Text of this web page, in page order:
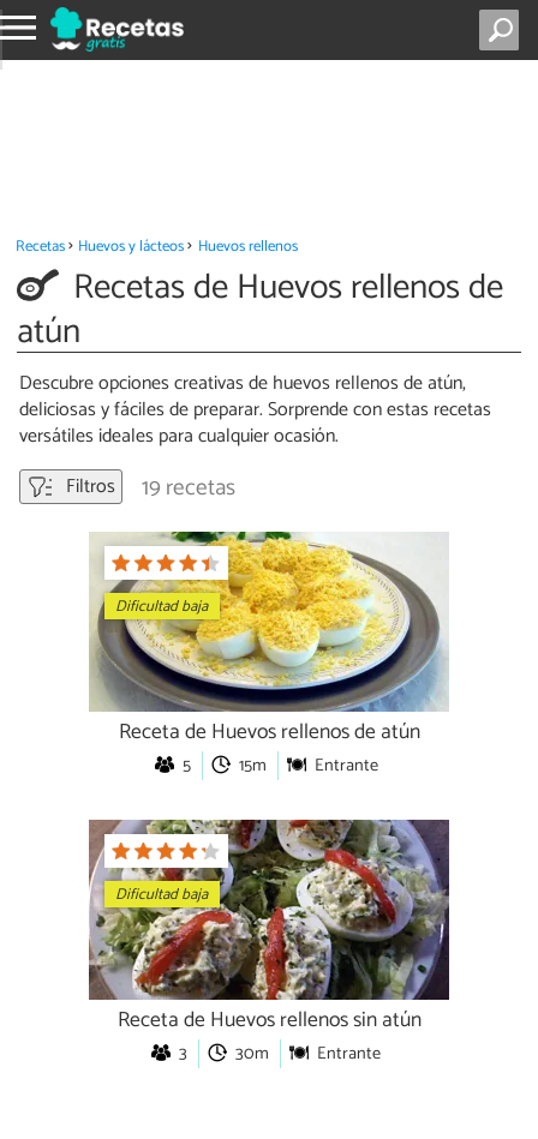
Recetas Huevos y lácteos Huevos rellenos
Recetas de Huevos rellenos de
atún
Descubre opciones creativas de huevos rellenos de atún,
deliciosas y fáciles de preparar. Sorprende con estas recetas
versátiles ideales para cualquier ocasión.
Filtros
19 recetas
Dificultad baja
Receta de Huevos rellenos de atún
5 15m Entrante
Dificultad baja
Receta de Huevos rellenos sin atún
3 30m Entrante